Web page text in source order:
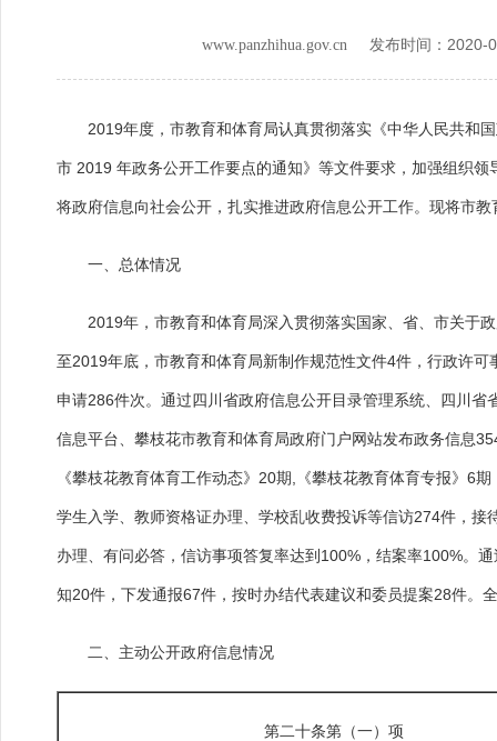
www.panzhihua.gov.cn 发布时间： 2020-
2019年度，市教育和体育局认真贯彻落实《中华人民共和国
市 2019 年政务公开工作要点的通知》等文件要求，加强组织
将政府信息向社会公开，扎实推进政府信息公开工作。现将市
一、总体情况
2019年，市教育和体育局深入贯彻落实国家、省、市关于政
至2019年底，市教育和体育局新制作规范性文件4件，行政许
申请286件次。通过四川省政府信息公开目录管理系统、四川
信息平台、攀枝花市教育和体育局政府门户网站发布政务信息
《攀枝花教育体育工作动态》20期,《攀枝花教育体育专报》6
学生入学、教师资格证办理、学校乱收费投诉等信访274件，
办理、有问必答，信访事项答复率达到100%，结案率100%。
知20件，下发通报67件，按时办结代表建议和委员提案28件。
二、主动公开政府信息情况
第二十条第（一）项